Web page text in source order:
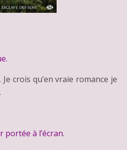
crois qu’en vraie romance je
portée à l’écran.